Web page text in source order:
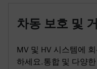
차동 보호 및
MV 및 HV 시스템에
하세요.통합 및 다양한